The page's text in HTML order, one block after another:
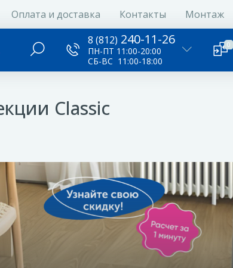
Оплата и доставка Контакты Монтаж
8 (812) 240-11-26
ПН-ПТ 11:00-20:00
СБ-ВС 11:00-18:00
0
Classic